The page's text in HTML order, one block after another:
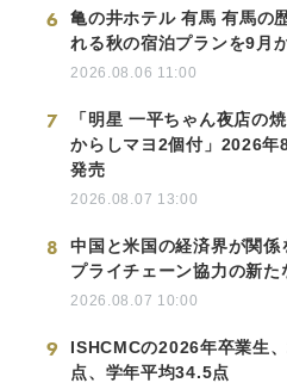
6
亀の井ホテル 有馬 有馬の
れる秋の宿泊プランを9月
2026.08.06 11:00
7
「明星 一平ちゃん夜店の
からしマヨ2個付」2026年
発売
2026.08.07 13:00
8
中国と米国の経済界が関係
プライチェーン協力の新た
2026.08.07 10:00
9
ISHCMCの2026年卒業生
点、学年平均34.5点